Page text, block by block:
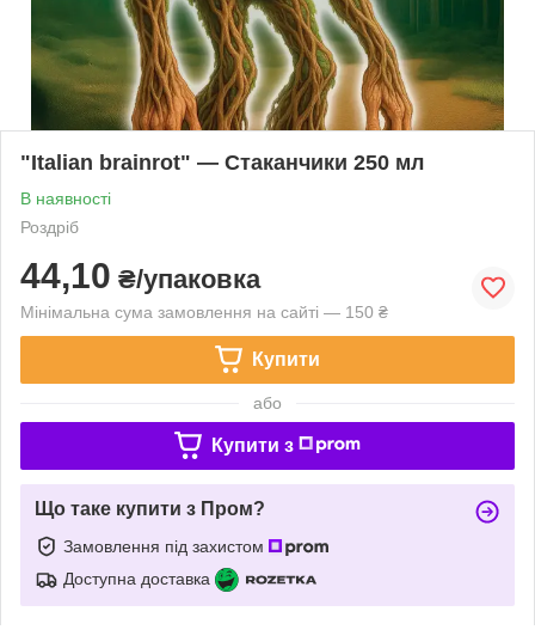
"Italian brainrot" — Стаканчики 250 мл
В наявності
Роздріб
44,10 ₴/упаковка
Мінімальна сума замовлення на сайті — 150 ₴
Купити
або
Купити з
Що таке купити з Пром?
Замовлення під захистом
Доступна доставка